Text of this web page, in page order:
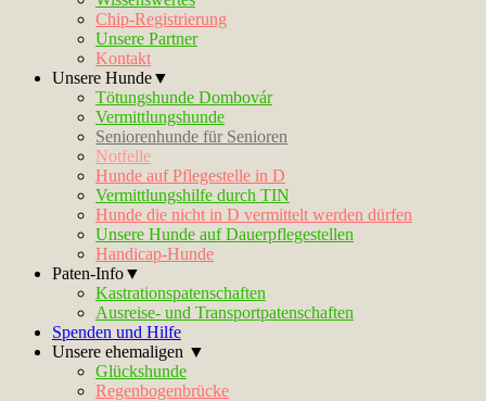
Chip-Registrierung
Unsere Partner
Kontakt
Unsere Hunde▼
Tötungshunde Dombovár
Vermittlungshunde
Seniorenhunde für Senioren
Notfelle
Hunde auf Pflegestelle in D
Vermittlungshilfe durch TIN
Hunde die nicht in D vermittelt werden dürfen
Unsere Hunde auf Dauerpflegestellen
Handicap-Hunde
Paten-Info▼
Kastrationspatenschaften
Ausreise- und Transportpatenschaften
Spenden und Hilfe
Unsere ehemaligen ▼
Glückshunde
Regenbogenbrücke